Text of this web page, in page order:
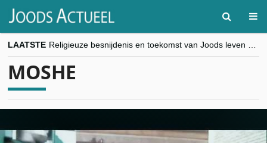
LAATSTE
“Besnijdenisdebat toont hoe moeilijk seculiere Westen minderheden begrijpt”, Jinnih Beels (Vooruit)
MOSHE